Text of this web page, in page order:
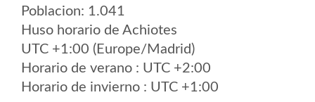
Poblacion: 1.041
Huso horario de Achiotes
UTC +1:00 (Europe/Madrid)
Horario de verano : UTC +2:00
Horario de invierno : UTC +1:00